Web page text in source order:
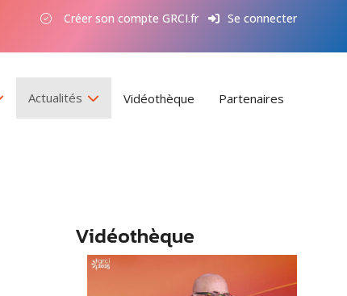
Créer son compte GRCI.fr Se connecter
Actualités Vidéothèque Partenaires
Vidéothèque